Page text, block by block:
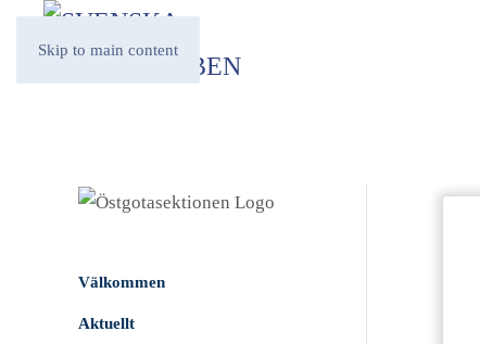
Skip to main content
Välkommen
Aktuellt